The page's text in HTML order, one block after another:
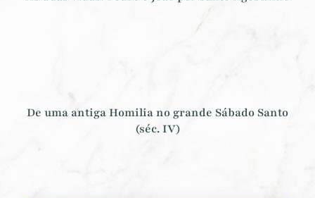
De uma antiga Homilia no grande Sábado Santo
(séc. IV)